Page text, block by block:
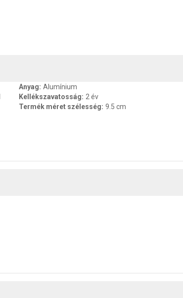
Anyag: Alumínium
Kellékszavatosság: 2 év
Termék méret szélesség: 9.5 cm